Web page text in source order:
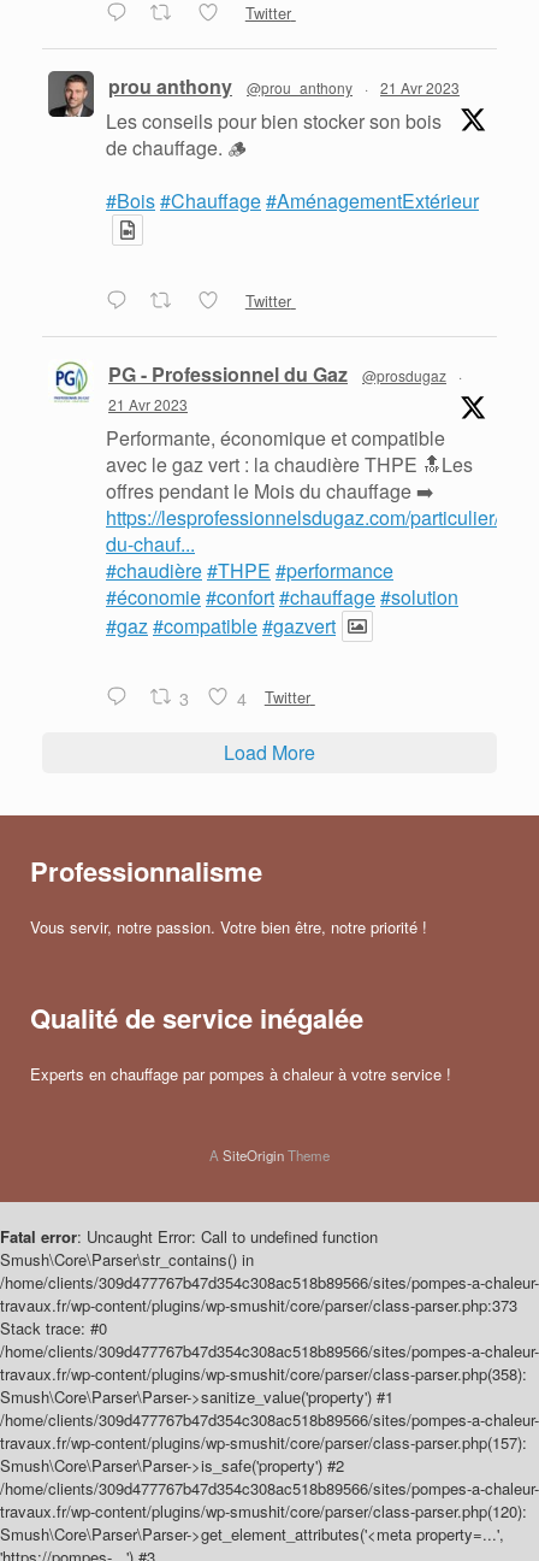
Twitter
prou anthony @prou_anthony · 21 Avr 2023
Les conseils pour bien stocker son bois
de chauffage. 🪵
#Bois#Chauffage#AménagementExtérieur
Twitter
PG - Professionnel du Gaz @prosdugaz
·
21 Avr 2023
Performante, économique et compatible
avec le gaz vert : la chaudière THPE 🔝Les
offres pendant le Mois du chauffage ➡️
https://lesprofessionnelsdugaz.com/particulier/
du-chauf...
#chaudière#THPE #performance
#économie#confort#chauffage#solution
#gaz#compatible#gazvert
3 4 Twitter
Load More
Professionnalisme
Vous servir, notre passion. Votre bien être, notre priorité !
Qualité de service inégalée
Experts en chauffage par pompes à chaleur à votre service !
ASiteOriginTheme
Fatal error: Uncaught Error: Call to undefined function
Smush\Core\Parser\str_contains() in
/home/clients/309d477767b47d354c308ac518b89566/sites/pompes-a-chaleur-
travaux.fr/wp-content/plugins/wp-smushit/core/parser/class-parser.php:373
Stack trace: #0
/home/clients/309d477767b47d354c308ac518b89566/sites/pompes-a-chaleur-
travaux.fr/wp-content/plugins/wp-smushit/core/parser/class-parser.php(358):
Smush\Core\Parser\Parser->sanitize_value('property') #1
/home/clients/309d477767b47d354c308ac518b89566/sites/pompes-a-chaleur-
travaux.fr/wp-content/plugins/wp-smushit/core/parser/class-parser.php(157):
Smush\Core\Parser\Parser->is_safe('property') #2
/home/clients/309d477767b47d354c308ac518b89566/sites/pompes-a-chaleur-
travaux.fr/wp-content/plugins/wp-smushit/core/parser/class-parser.php(120):
Smush\Core\Parser\Parser->get_element_attributes('<meta property=...',